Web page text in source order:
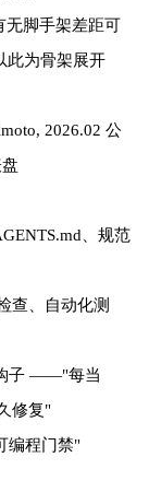
无脚手架差距可
此为骨架展开
2026.02 公
、规范
查、自动化测
子 ——"每当
修复"
编程门禁"